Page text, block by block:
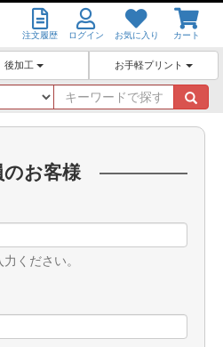
注文履歴 ログイン お気に入り カート
後加工 お手軽プリント
キ
ー
ワ
のお客様
ください。